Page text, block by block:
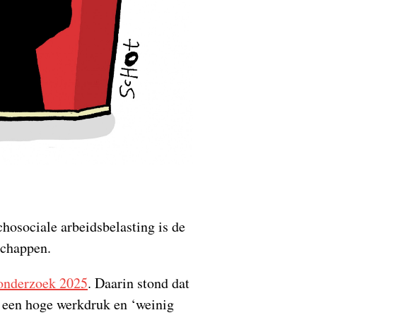
arbeidsbelasting is de
2025. Daarin stond dat
hoge werkdruk en ‘weinig